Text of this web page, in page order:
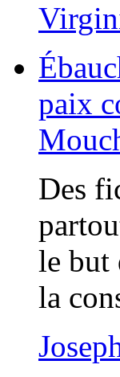
paix
Des
le but
la